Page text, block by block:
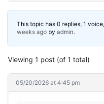
This topic has 0 replies, 1
weeks ago by admin.
Viewing 1 post (of 1 total)
05/20/2026 at 4:45 pm